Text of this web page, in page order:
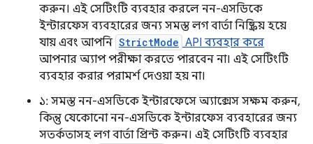
করুন। এই সেটিংটি ব্যবহার করলে নন-এসডিকে
ইন্টারফেস ব্যবহারের জন্য সমস্ত লগ বার্তা নিষ্ক্রিয় হয়ে
যায় এবং আপনি StrictMode API ব্যবহার করে
আপনার অ্যাপ পরীক্ষা করতে পারবেন না। এই সেটিংটি
ব্যবহার করার পরামর্শ দেওয়া হয় না।
১: সমস্ত নন-এসডিকে ইন্টারফেসে অ্যাক্সেস সক্ষম করুন,
কিন্তু যেকোনো নন-এসডিকে ইন্টারফেস ব্যবহারের জন্য
সতর্কতাসহ লগ বার্তা প্রিন্ট করুন। এই সেটিংটি ব্যবহার